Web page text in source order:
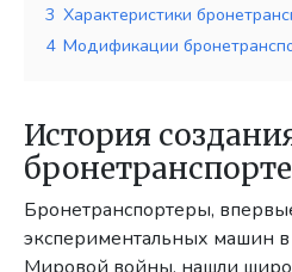
3 Характеристики
4 Модификации
История
Бронетранспортеры,
экспериментальных машин